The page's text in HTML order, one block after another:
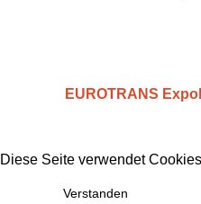
EUROTRANS
Diese Seite verwendet
Verstanden